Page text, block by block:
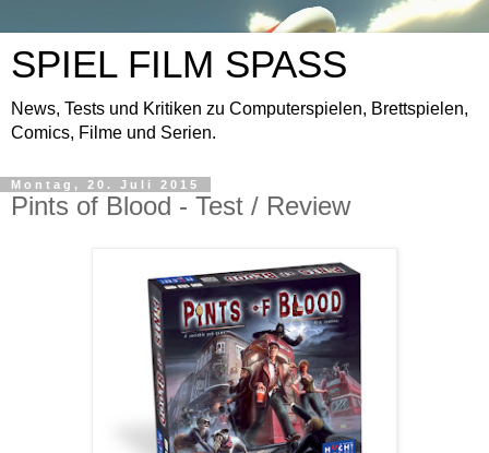
SPIEL FILM SPASS
News, Tests und Kritiken zu Computerspielen, Brettspielen,
Comics, Filme und Serien.
Montag, 20. Juli 2015
Pints of Blood - Test / Review